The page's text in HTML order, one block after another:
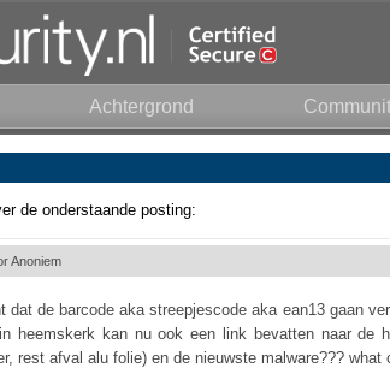
Achtergrond
de onderstaande posting:
Anoniem
dat de barcode aka streepjescode aka ean13 gaan
heemskerk kan nu ook een link bevatten naar de
rest afval alu folie) en de nieuwste malware??? what